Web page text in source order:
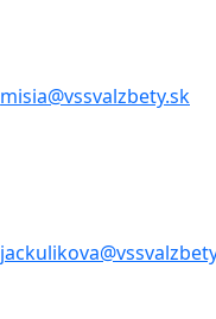
misia@vssvalzbety.sk